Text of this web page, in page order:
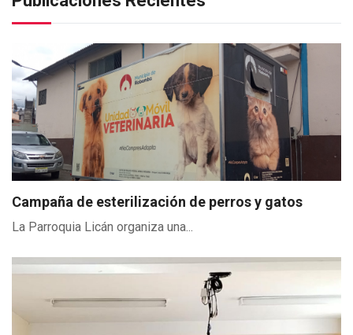
Campaña de esterilización de perros y gatos
La Parroquia Licán organiza una...